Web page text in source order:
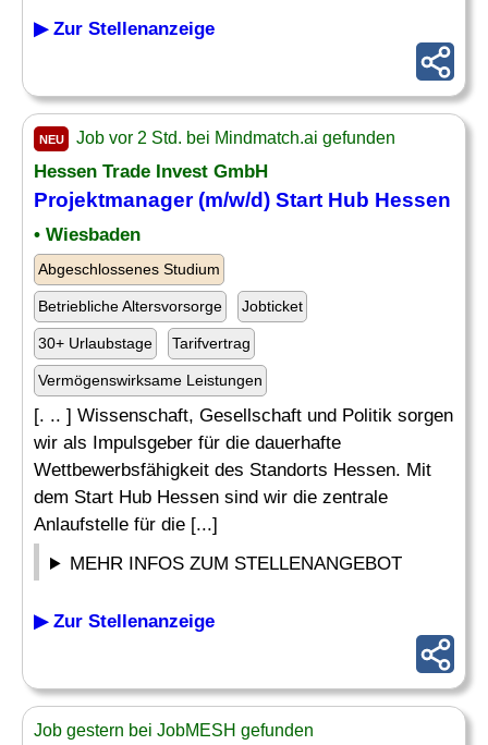
▶ Zur Stellenanzeige
NEU Job vor 2 Std. bei Mindmatch.ai gefunden
Hessen Trade Invest GmbH
Projektmanager (m/w/d) Start Hub Hessen
• Wiesbaden
Abgeschlossenes Studium
Betriebliche Altersvorsorge Jobticket
30+ Urlaubstage Tarifvertrag
Vermögenswirksame Leistungen
[. .. ] Wissenschaft, Gesellschaft und Politik sorgen
wir als Impulsgeber für die dauerhafte
Wettbewerbsfähigkeit des Standorts Hessen. Mit
dem Start Hub Hessen sind wir die zentrale
Anlaufstelle für die [...]
MEHR INFOS ZUM STELLENANGEBOT
▶ Zur Stellenanzeige
Job gestern bei JobMESH gefunden